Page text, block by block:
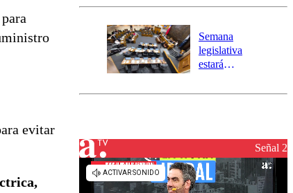
evitar
activa Alerta
Preventiva en
tres comunas
Semana
legislativa
estará
el fin de la
reconstrucciónSeñal 2